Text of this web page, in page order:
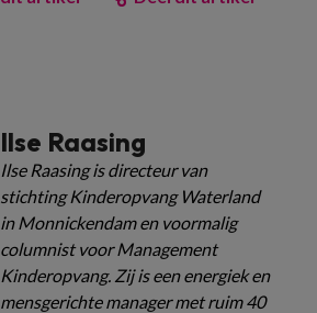
Ilse Raasing
Ilse Raasing is directeur van
stichting Kinderopvang Waterland
in Monnickendam en voormalig
columnist voor Management
Kinderopvang. Zij is een energiek en
mensgerichte manager met ruim 40